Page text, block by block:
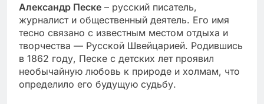
Александр Песке – русский писатель,
журналист и общественный деятель. Его имя
тесно связано с известным местом отдыха и
творчества — Русской Швейцарией. Родившись
в 1862 году, Песке с детских лет проявил
необычайную любовь к природе и холмам, что
определило его будущую судьбу.